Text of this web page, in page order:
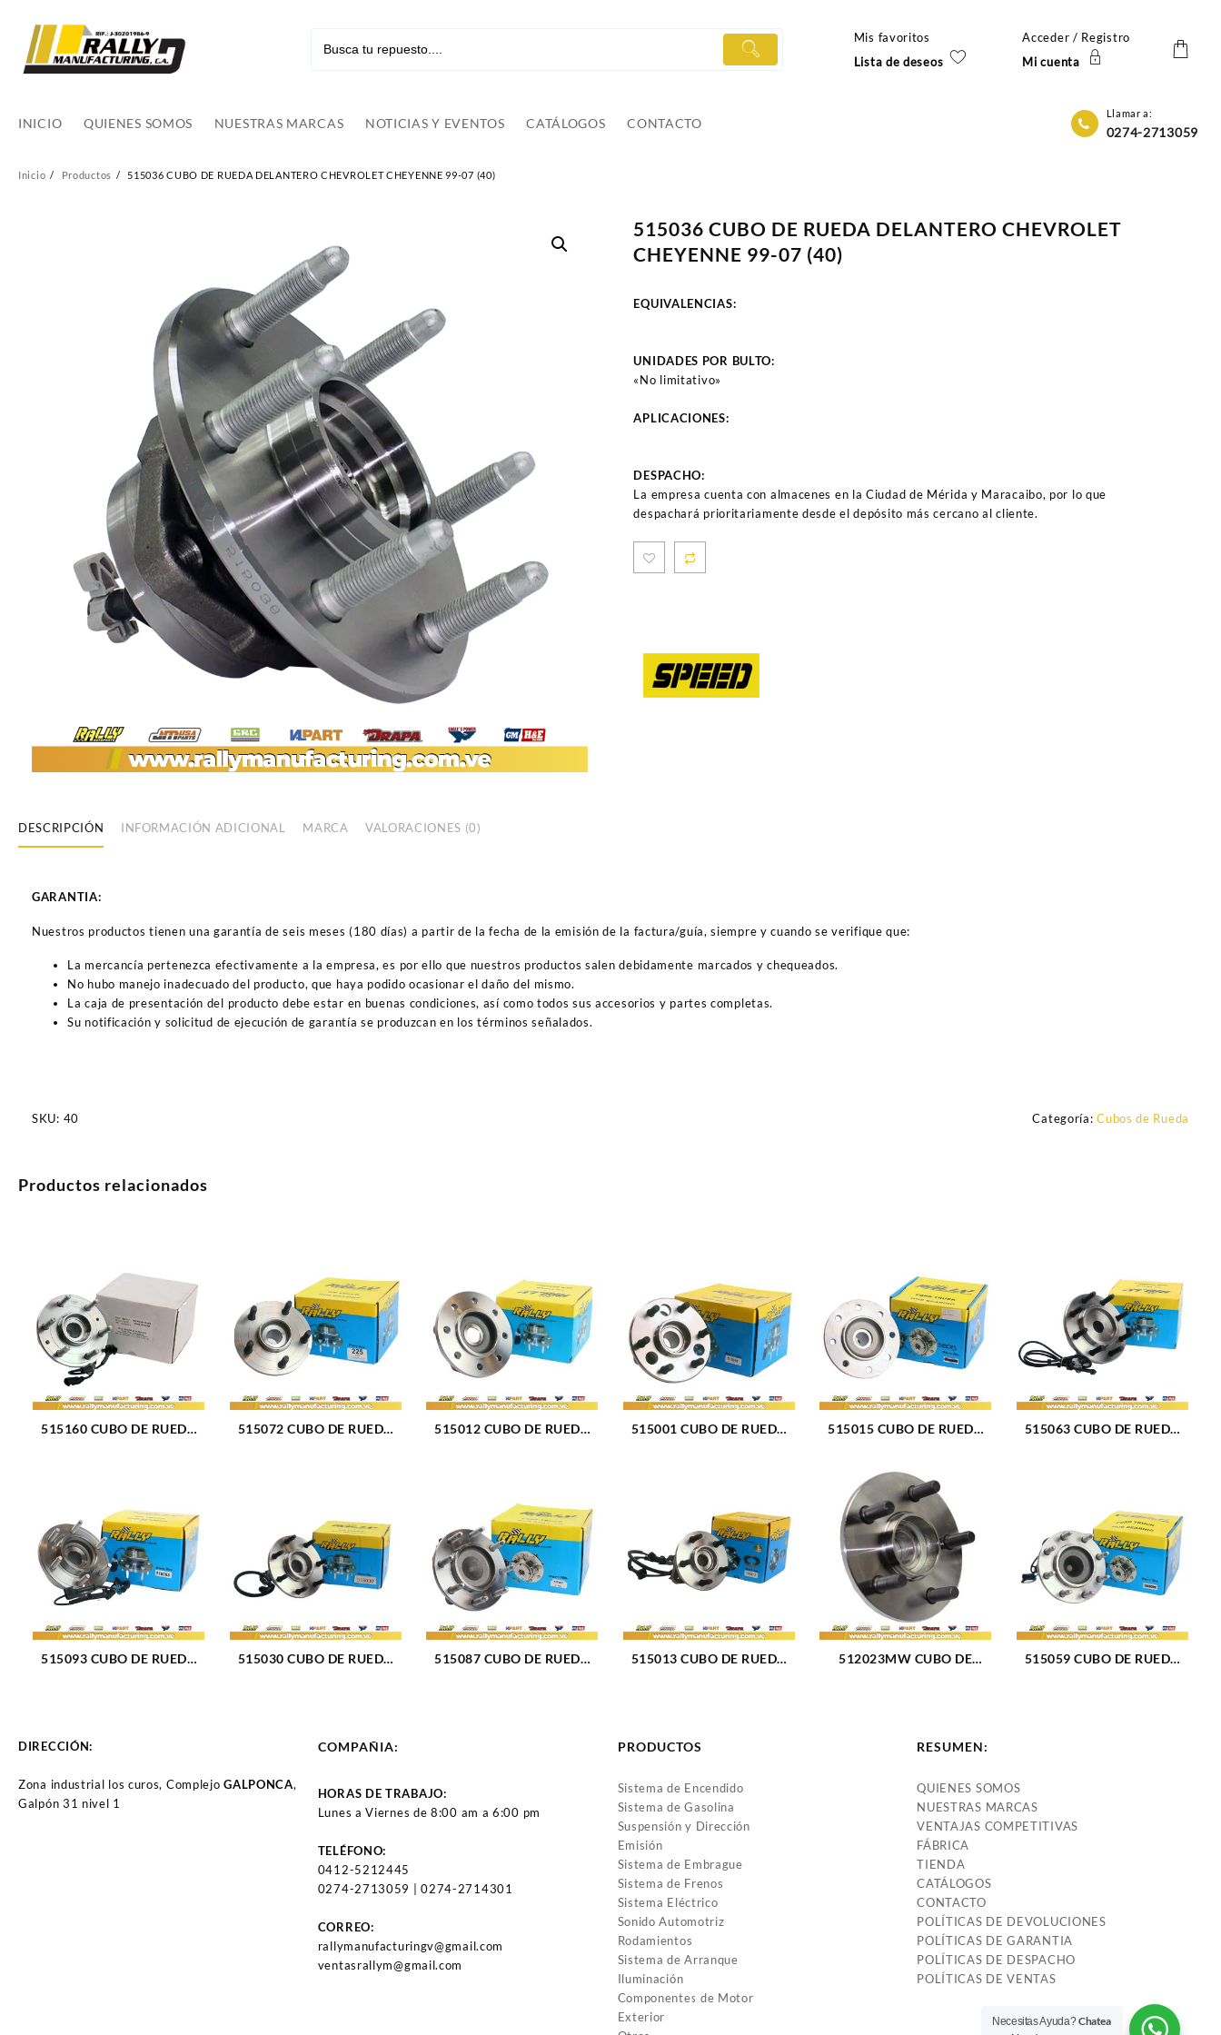
contenido
Mis favoritos
Lista de deseos
Acceder / Registro
Mi cuenta
INICIO QUIENES SOMOS NUESTRAS MARCAS NOTICIAS Y EVENTOS CATÁLOGOS CONTACTO
Llamar a:
0274-2713059
Inicio Productos 515036 CUBO DE RUEDA DELANTERO CHEVROLET CHEYENNE 99-07 (40)
515036 CUBO DE RUEDA DELANTERO CHEVROLET
CHEYENNE 99-07 (40)
EQUIVALENCIAS:
UNIDADES POR BULTO:
«No limitativo»
APLICACIONES:
DESPACHO:
La empresa cuenta con almacenes en la Ciudad de Mérida y Maracaibo, por lo que
despachará prioritariamente desde el depósito más cercano al cliente.
DESCRIPCIÓN INFORMACIÓN ADICIONAL MARCA VALORACIONES (0)
GARANTIA:
Nuestros productos tienen una garantía de seis meses (180 días) a partir de la fecha de la emisión de la factura/guía, siempre y cuando se verifique que:
La mercancía pertenezca efectivamente a la empresa, es por ello que nuestros productos salen debidamente marcados y chequeados.
No hubo manejo inadecuado del producto, que haya podido ocasionar el daño del mismo.
La caja de presentación del producto debe estar en buenas condiciones, así como todos sus accesorios y partes completas.
Su notificación y solicitud de ejecución de garantía se produzcan en los términos señalados.
SKU: 40 Categoría:Cubos de Rueda
Productos relacionados
515160 CUBO DE RUEDA
515072 CUBO DE RUEDA
515012 CUBO DE RUEDA
515001 CUBO DE RUEDA
515015 CUBO DE RUEDA
515063 CUBO DE RUEDA
515093 CUBO DE RUEDA
515030 CUBO DE RUEDA
515087 CUBO DE RUEDA
515013 CUBO DE RUEDA
512023MW CUBO DE
515059 CUBO DE RUEDA
DIRECCIÓN:
Zona industrial los curos, ComplejoGALPONCA,
Galpón 31 nivel 1
COMPAÑIA:
HORAS DE TRABAJO:
Lunes a Viernes de 8:00 am a 6:00 pm
TELÉFONO:
0412-5212445
0274-2713059 | 0274-2714301
CORREO:
rallymanufacturingv@gmail.com
ventasrallym@gmail.com
PRODUCTOS
Sistema de Encendido
Sistema de Gasolina
Suspensión y Dirección
Emisión
Sistema de Embrague
Sistema de Frenos
Sistema Eléctrico
Sonido Automotriz
Rodamientos
Sistema de Arranque
Iluminación
Componentes de Motor
Exterior
RESUMEN:
QUIENES SOMOS
NUESTRAS MARCAS
VENTAJAS COMPETITIVAS
FÁBRICA
TIENDA
CATÁLOGOS
CONTACTO
POLÍTICAS DE DEVOLUCIONES
POLÍTICAS DE GARANTIA
POLÍTICAS DE DESPACHO
POLÍTICAS DE VENTAS
Necesitas Ayuda?Chatea